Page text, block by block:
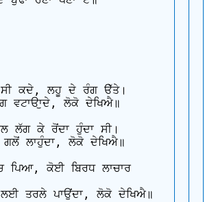
ਸੀ ਕਦੇ, ਲਹੂ ਦੇ ਰੰਗ ੳੱਤੇ।
ਵਟਾੳਾੁਦੇ, ਲੋਕੋ ਦੇਖਿਐ॥
ਲੱਗ ਕੇ ਰੋਂਦਾ ਹੁੰਦਾ ਸੀ।
ਲਾਹੁੰਦਾ, ਲੋਕੋ ਦੇਖਿਐ॥
ਪਿਆ, ਕੋਈ ਬਿਰਧ ਲਾਚਾਰ
ਲਈ ਤਰਲੇ ਪਾਉਂਦਾ, ਲੋਕੋ ਦੇਖਿਐ॥